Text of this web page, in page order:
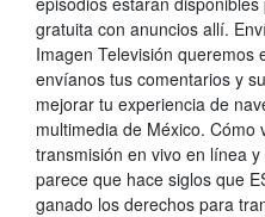
gratuita con anuncios allí.
Imagen Televisión queremos
envíanos tus comentarios y
mejorar tu experiencia de
multimedia de México. Cómo
transmisión en vivo en línea
parece que hace siglos que
ganado los derechos para